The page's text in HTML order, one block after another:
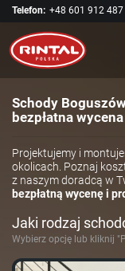
Telefon: +48 601 912 487
Schody
bezpłatna wycena
Projektujemy i
okolicach. Poznaj
z naszym doradcą w
bezpłatną wycenę i
Jaki rodzaj
Wybierz opcję lub kliknij